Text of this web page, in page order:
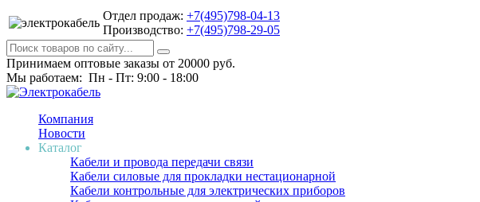
Отдел продаж: +7(495)798-04-13
Производство: +7(495)798-29-05
Принимаем оптовые заказы от 20000 руб.
Мы работаем: Пн - Пт: 9:00 - 18:00
Компания
Новости
Каталог
Кабели и провода передачи связи
Кабели силовые для прокладки нестационарной
Кабели контрольные для электрических приборов